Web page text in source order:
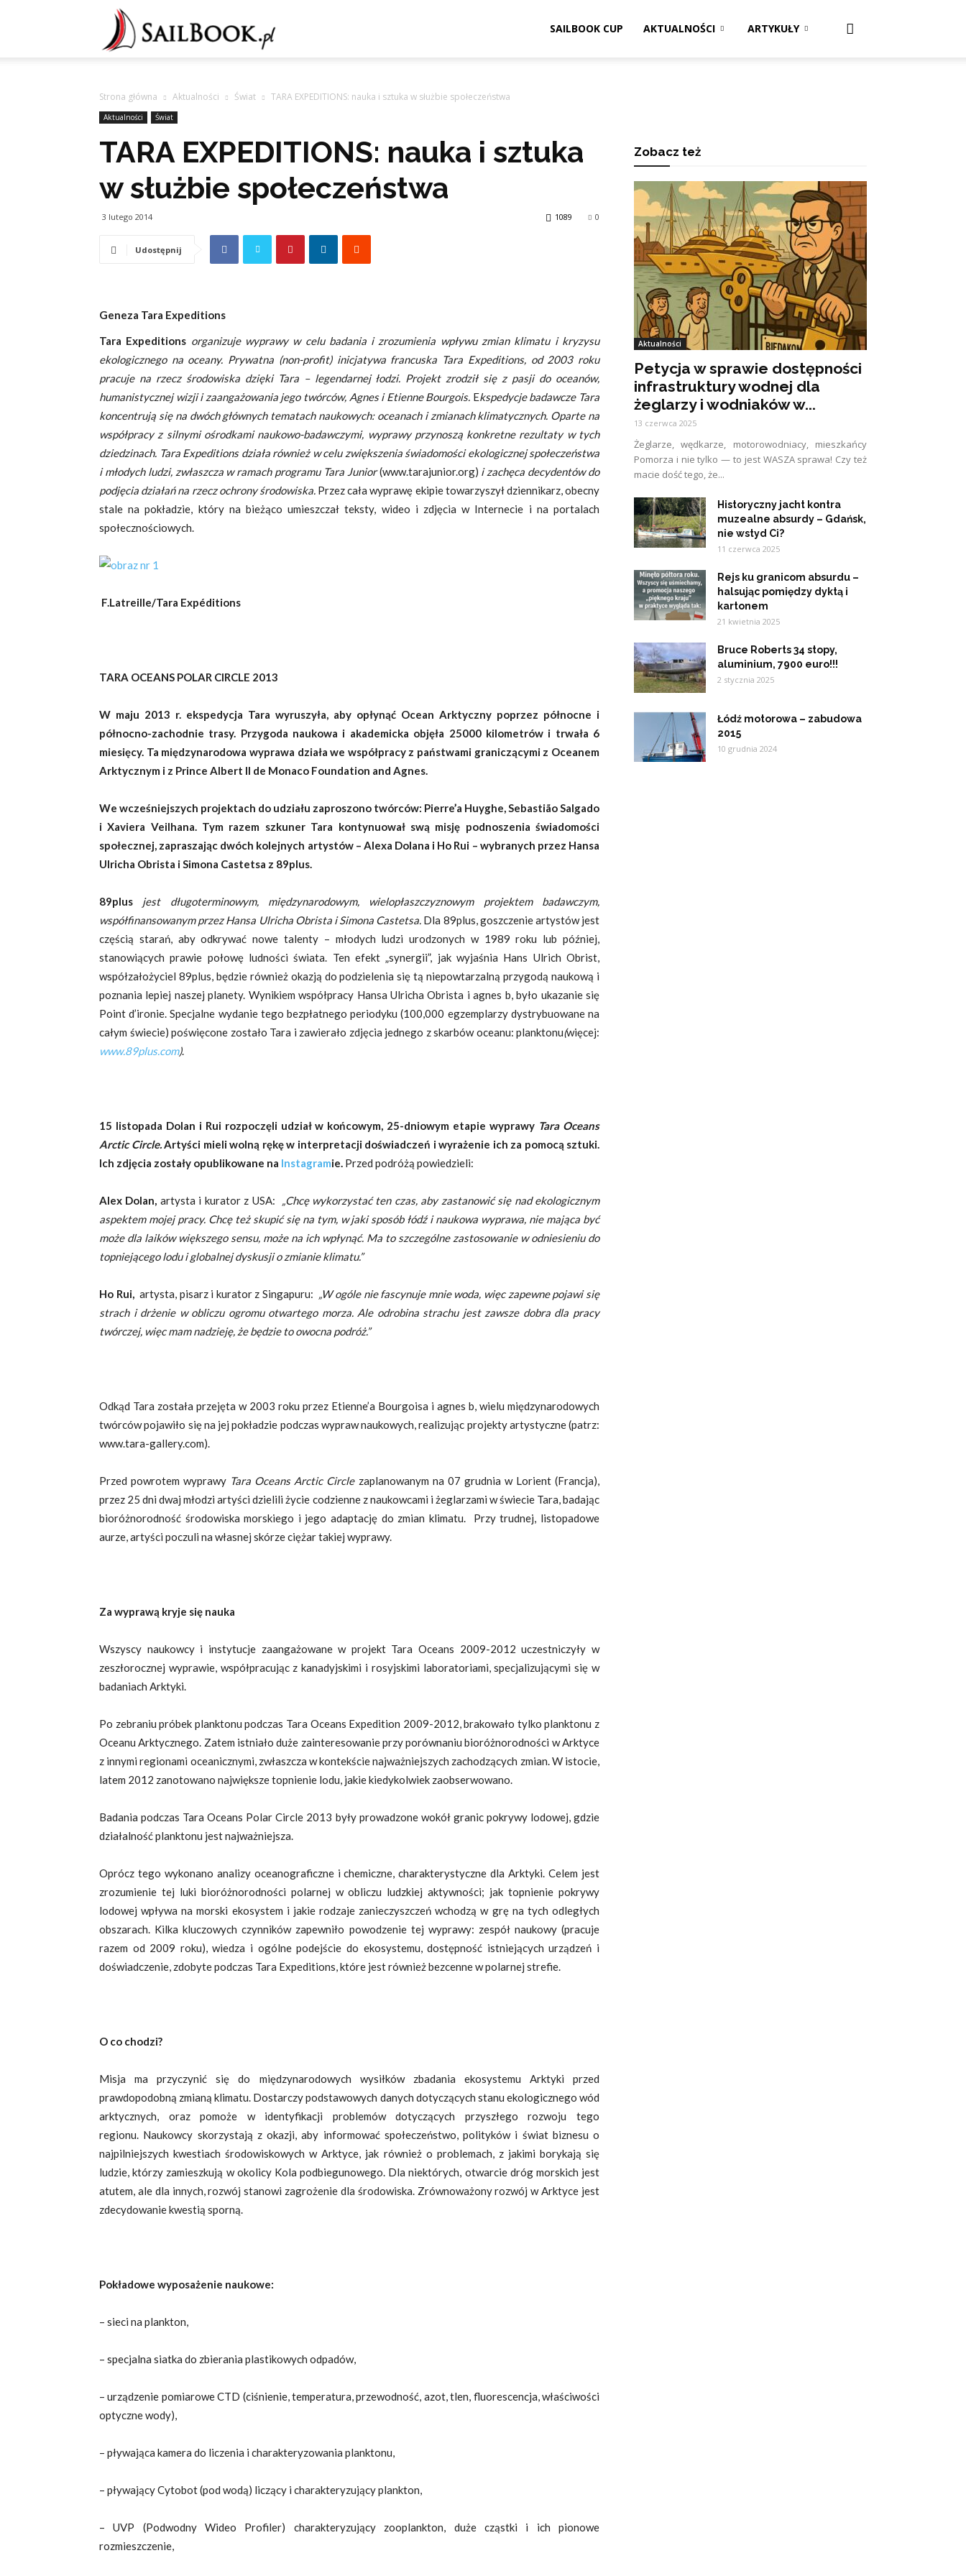
SAILBOOK CUP AKTUALNOŚCI ARTYKUŁY
Strona główna Aktualności Świat TARA EXPEDITIONS: nauka i sztuka w służbie społeczeństwa
Aktualności Świat
TARA EXPEDITIONS: nauka i sztuka
w służbie społeczeństwa
3 lutego 2014 0
1089
Udostępnij
Geneza Tara Expeditions
Tara Expeditions organizuje wyprawy w celu badania i zrozumienia wpływu zmian klimatu i kryzysu
ekologicznego na oceany. Prywatna (non-profit) inicjatywa francuska Tara Expeditions, od 2003 roku
pracuje na rzecz środowiska dzięki Tara – legendarnej łodzi. Projekt zrodził się z pasji do oceanów,
humanistycznej wizji i zaangażowania jego twórców, Agnes i Etienne Bourgois. Ekspedycje badawcze Tara
koncentrują się na dwóch głównych tematach naukowych: oceanach i zmianach klimatycznych. Oparte na
współpracy z silnymi ośrodkami naukowo-badawczymi, wyprawy przynoszą konkretne rezultaty w tych
dziedzinach. Tara Expeditions działa również w celu zwiększenia świadomości ekologicznej społeczeństwa
i młodych ludzi, zwłaszcza w ramach programu Tara Junior(www.tarajunior.org) i zachęca decydentów do
podjęcia działań na rzecz ochrony środowiska. Przez cała wyprawę ekipie towarzyszył dziennikarz, obecny
stale na pokładzie, który na bieżąco umieszczał teksty, wideo i zdjęcia w Internecie i na portalach
społecznościowych.
F.Latreille/Tara Expéditions
TARA OCEANS POLAR CIRCLE 2013
W maju 2013 r. ekspedycja Tara wyruszyła, aby opłynąć Ocean Arktyczny poprzez północne i
północno-zachodnie trasy. Przygoda naukowa i akademicka objęła 25000 kilometrów i trwała 6
miesięcy. Ta międzynarodowa wyprawa działa we współpracy z państwami graniczącymi z Oceanem
Arktycznym i z Prince Albert II de Monaco Foundation and Agnes.
We wcześniejszych projektach do udziału zaproszono twórców: Pierre’a Huyghe, Sebastião Salgado
i Xaviera Veilhana. Tym razem szkuner Tara kontynuował swą misję podnoszenia świadomości
społecznej, zapraszając dwóch kolejnych artystów – Alexa Dolana i Ho Rui – wybranych przez Hansa
Ulricha Obrista i Simona Castetsa z 89plus.
89plus
jest długoterminowym, międzynarodowym, wielopłaszczyznowym projektem badawczym,
współfinansowanym przez Hansa Ulricha Obrista i Simona Castetsa. Dla 89plus, goszczenie artystów jest
częścią starań, aby odkrywać nowe talenty – młodych ludzi urodzonych w 1989 roku lub później,
stanowiących prawie połowę ludności świata. Ten efekt „synergii”, jak wyjaśnia Hans Ulrich Obrist,
współzałożyciel 89plus, będzie również okazją do podzielenia się tą niepowtarzalną przygodą naukową i
poznania lepiej naszej planety. Wynikiem współpracy Hansa Ulricha Obrista i agnes b, było ukazanie się
Point d’ironie. Specjalne wydanie tego bezpłatnego periodyku (100,000 egzemplarzy dystrybuowane na
całym świecie) poświęcone zostało Tara i zawierało zdjęcia jednego z skarbów oceanu: planktonu(więcej:
www.89plus.com).
15 listopada Dolan i Rui rozpoczęli udział w końcowym, 25-dniowym etapie wyprawy Tara Oceans
Arctic Circle.Artyści mieli wolną rękę w interpretacji doświadczeń i wyrażenie ich za pomocą sztuki.
Ich zdjęcia zostały opublikowane na Instagramie. Przed podróżą powiedzieli:
Alex Dolan, artysta i kurator z USA:
„Chcę wykorzystać ten czas, aby zastanowić się nad ekologicznym
aspektem mojej pracy. Chcę też skupić się na tym, w jaki sposób łódź i naukowa wyprawa, nie mająca być
może dla laików większego sensu, może na ich wpłynąć. Ma to szczególne zastosowanie w odniesieniu do
topniejącego lodu i globalnej dyskusji o zmianie klimatu.”
Ho Rui,artysta, pisarz i kurator z Singapuru: „W ogóle nie fascynuje mnie woda, więc zapewne pojawi się
strach i drżenie w obliczu ogromu otwartego morza. Ale odrobina strachu jest zawsze dobra dla pracy
twórczej, więc mam nadzieję, że będzie to owocna podróż.”
Odkąd Tara została przejęta w 2003 roku przez Etienne’a Bourgoisa i agnes b, wielu międzynarodowych
twórców pojawiło się na jej pokładzie podczas wypraw naukowych, realizując projekty artystyczne (patrz:
www.tara-gallery.com).
Przed powrotem wyprawy Tara Oceans Arctic Circlezaplanowanym na 07 grudnia w Lorient (Francja),
przez 25 dni dwaj młodzi artyści dzielili życie codzienne z naukowcami i żeglarzami w świecie Tara, badając
bioróżnorodność środowiska morskiego i jego adaptację do zmian klimatu. Przy trudnej, listopadowe
aurze, artyści poczuli na własnej skórze ciężar takiej wyprawy.
Za wyprawą kryje się nauka
Wszyscy naukowcy i instytucje zaangażowane w projekt Tara Oceans 2009-2012 uczestniczyły w
zeszłorocznej wyprawie, współpracując z kanadyjskimi i rosyjskimi laboratoriami, specjalizującymi się w
badaniach Arktyki.
Po zebraniu próbek planktonu podczas Tara Oceans Expedition 2009-2012, brakowało tylko planktonu z
Oceanu Arktycznego. Zatem istniało duże zainteresowanie przy porównaniu bioróżnorodności w Arktyce
z innymi regionami oceanicznymi, zwłaszcza w kontekście najważniejszych zachodzących zmian. W istocie,
latem 2012 zanotowano największe topnienie lodu, jakie kiedykolwiek zaobserwowano.
Badania podczas Tara Oceans Polar Circle 2013 były prowadzone wokół granic pokrywy lodowej, gdzie
działalność planktonu jest najważniejsza.
Oprócz tego wykonano analizy oceanograficzne i chemiczne, charakterystyczne dla Arktyki. Celem jest
zrozumienie tej luki bioróżnorodności polarnej w obliczu ludzkiej aktywności; jak topnienie pokrywy
lodowej wpływa na morski ekosystem i jakie rodzaje zanieczyszczeń wchodzą w grę na tych odległych
obszarach. Kilka kluczowych czynników zapewniło powodzenie tej wyprawy: zespół naukowy (pracuje
razem od 2009 roku), wiedza i ogólne podejście do ekosystemu, dostępność istniejących urządzeń i
doświadczenie, zdobyte podczas Tara Expeditions, które jest również bezcenne w polarnej strefie.
O co chodzi?
Misja ma przyczynić się do międzynarodowych wysiłków zbadania ekosystemu Arktyki przed
prawdopodobną zmianą klimatu. Dostarczy podstawowych danych dotyczących stanu ekologicznego wód
arktycznych, oraz pomoże w identyfikacji problemów dotyczących przyszłego rozwoju tego
regionu. Naukowcy skorzystają z okazji, aby informować społeczeństwo, polityków i świat biznesu o
najpilniejszych kwestiach środowiskowych w Arktyce, jak również o problemach, z jakimi borykają się
ludzie, którzy zamieszkują w okolicy Kola podbiegunowego. Dla niektórych, otwarcie dróg morskich jest
atutem, ale dla innych, rozwój stanowi zagrożenie dla środowiska. Zrównoważony rozwój w Arktyce jest
zdecydowanie kwestią sporną.
Pokładowe wyposażenie naukowe:
– sieci na plankton,
– specjalna siatka do zbierania plastikowych odpadów,
– urządzenie pomiarowe CTD (ciśnienie, temperatura, przewodność, azot, tlen, fluorescencja, właściwości
optyczne wody),
– pływająca kamera do liczenia i charakteryzowania planktonu,
– pływający Cytobot (pod wodą) liczący i charakteryzujący plankton,
– UVP (Podwodny Wideo Profiler) charakteryzujący zooplankton, duże cząstki i ich pionowe
rozmieszczenie,
Zobacz też
Aktualności
Petycja w sprawie dostępności
infrastruktury wodnej dla
żeglarzy i wodniaków w...
13 czerwca 2025
Żeglarze, wędkarze, motorowodniacy, mieszkańcy
Pomorza i nie tylko — to jest WASZA sprawa! Czy też
macie dość tego, że...
Historyczny jacht kontra
muzealne absurdy – Gdańsk,
nie wstyd Ci?
11 czerwca 2025
Rejs ku granicom absurdu –
halsując pomiędzy dyktą i
kartonem
21 kwietnia 2025
Bruce Roberts 34 stopy,
aluminium, 7900 euro!!!
2 stycznia 2025
Łódź motorowa – zabudowa
2015
10 grudnia 2024